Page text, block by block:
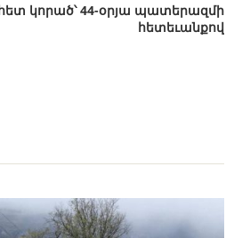
կորած՝ 44-օրյա պատերազմի
հետեւանքով